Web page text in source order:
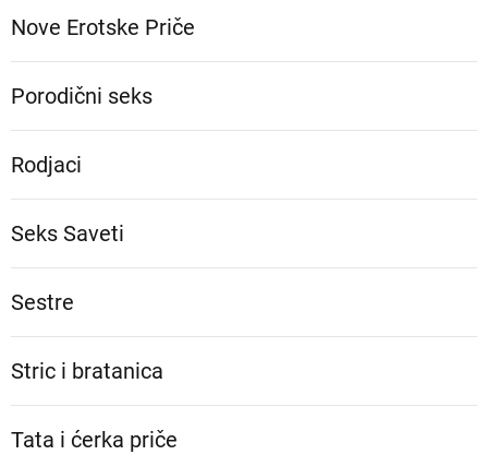
Nove Erotske Priče
Porodični seks
Rodjaci
Seks Saveti
Sestre
Stric i bratanica
Tata i ćerka priče